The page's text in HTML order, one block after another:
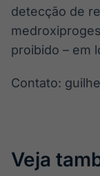
detecção de
proibido – em
Contato:
Veja